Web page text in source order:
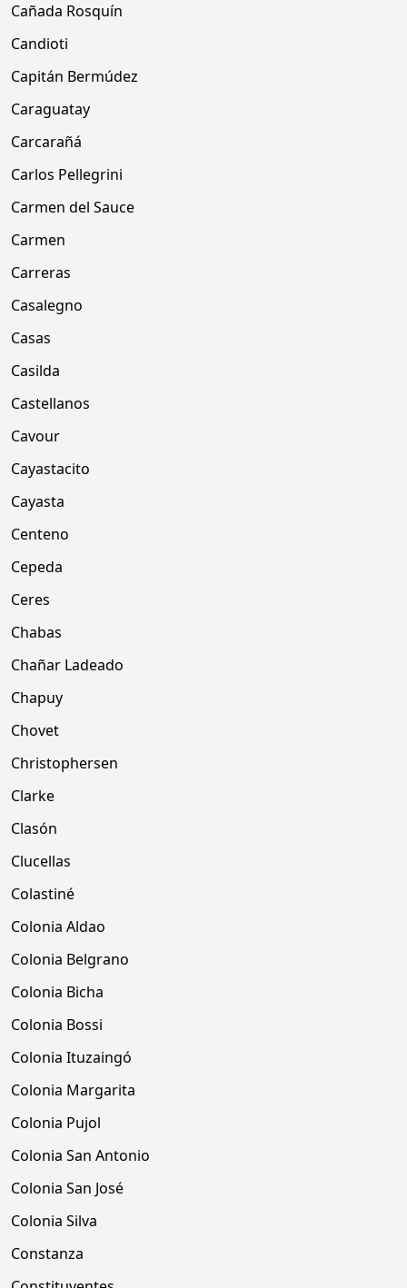
Cañada Rosquín
Candioti
Capitán Bermúdez
Caraguatay
Carcarañá
Carlos Pellegrini
Carmen del Sauce
Carmen
Carreras
Casalegno
Casas
Casilda
Castellanos
Cavour
Cayastacito
Cayasta
Centeno
Cepeda
Ceres
Chabas
Chañar Ladeado
Chapuy
Chovet
Christophersen
Clarke
Clasón
Clucellas
Colastiné
Colonia Aldao
Colonia Belgrano
Colonia Bicha
Colonia Bossi
Colonia Ituzaingó
Colonia Margarita
Colonia Pujol
Colonia San Antonio
Colonia San José
Colonia Silva
Constanza